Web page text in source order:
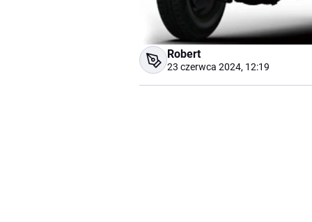
Robert
23 czerwca 2024, 12:19